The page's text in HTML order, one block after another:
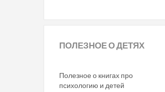
ПОЛЕЗНОЕО ДЕТЯХ
Полезное о книгах про
психологию и детей